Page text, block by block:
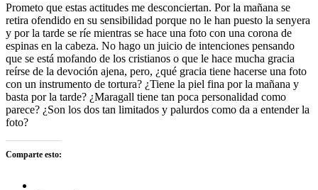
Prometo que estas actitudes me desconciertan. Por la mañana se
retira ofendido en su sensibilidad porque no le han puesto la senyera
y por la tarde se ríe mientras se hace una foto con una corona de
espinas en la cabeza. No hago un juicio de intenciones pensando
que se está mofando de los cristianos o que le hace mucha gracia
reírse de la devoción ajena, pero, ¿qué gracia tiene hacerse una foto
con un instrumento de tortura? ¿Tiene la piel fina por la mañana y
basta por la tarde? ¿Maragall tiene tan poca personalidad como
parece? ¿Son los dos tan limitados y palurdos como da a entender la
foto?
Comparte esto: